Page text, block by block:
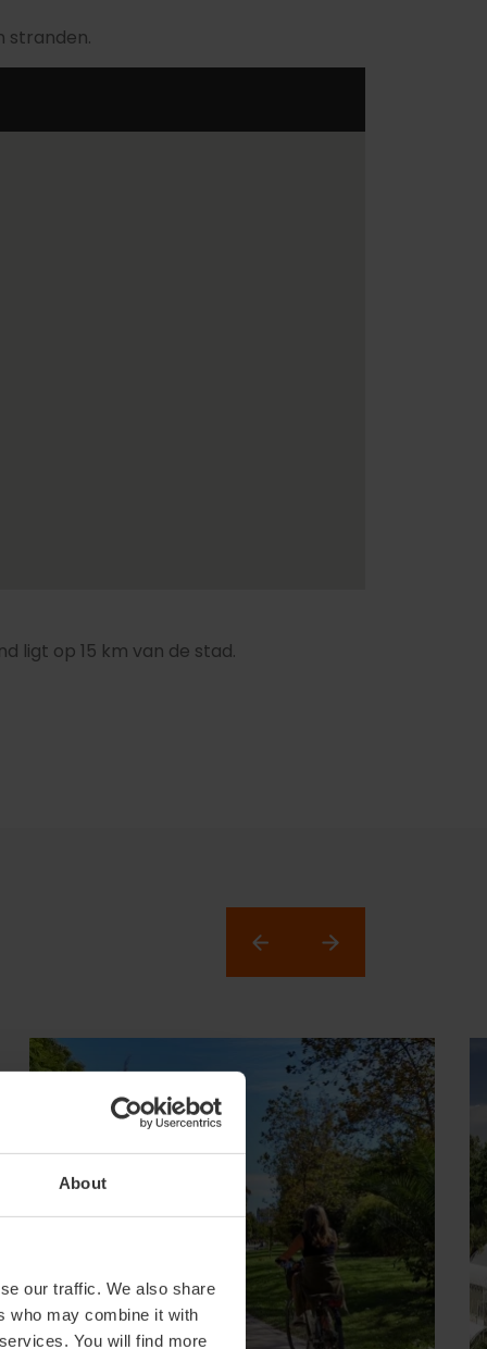
About
our traffic. We also share
who may combine it with
You will find more
stranden.
ligt op 15 km van de stad.